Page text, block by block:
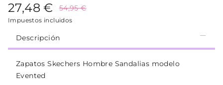
27,48 € 54,95 €
Impuestos incluidos
Descripción
Zapatos Skechers Hombre Sandalias modelo
Evented